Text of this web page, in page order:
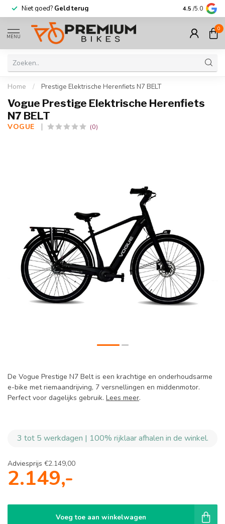
Niet goed? Geld terug Meer dan
4.5 /5.0
MENU
0
Home / Prestige Elektrische Herenfiets N7 BELT
Vogue Prestige Elektrische Herenfiets
N7 BELT
VOGUE (0)
De Vogue Prestige N7 Belt is een krachtige en onderhoudsarme
e-bike met riemaandrijving, 7 versnellingen en middenmotor.
Perfect voor dagelijks gebruik. Lees meer.
3 tot 5 werkdagen | 100% rijklaar afhalen in de winkel.
Adviesprijs €2.149,00
2.149,-
Voeg toe aan winkelwagen